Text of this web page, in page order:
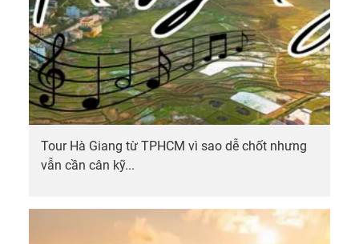
Tour Hà Giang từ TPHCM vì sao dễ chốt nhưng
vẫn cần cân kỹ...